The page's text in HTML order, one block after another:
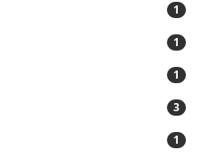
1
1
1
3
1